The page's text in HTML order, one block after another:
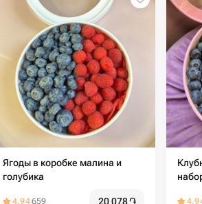
Ягоды в коробке малина и
голубика
4.94659 20 078֏